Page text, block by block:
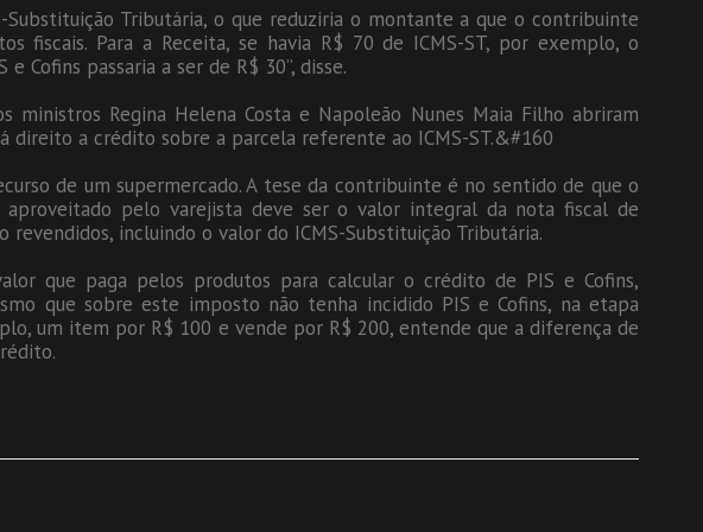
Substituição Tributária, o que reduziria o montante a que o contribuinte
fiscais. Para a Receita, se havia R$ 70 de ICMS-ST, por exemplo, o
Cofins passaria a ser de R$ 30”, disse.
ministros Regina Helena Costa e Napoleão Nunes Maia Filho abriram
direito a crédito sobre a parcela referente ao ICMS-ST.&#160
de um supermercado. A tese da contribuinte é no sentido de que o
pelo varejista deve ser o valor integral da nota fiscal de
revendidos, incluindo o valor do ICMS-Substituição Tributária.
que paga pelos produtos para calcular o crédito de PIS e Cofins,
que sobre este imposto não tenha incidido PIS e Cofins, na etapa
um item por R$ 100 e vende por R$ 200, entende que a diferença de